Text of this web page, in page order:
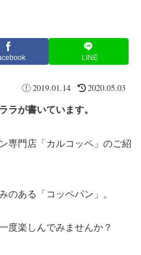
LINE
2019.01.14 2020.05.03
ラが書いています。
専門店「カルコッペ」のご紹
のある「コッペパン」。
度楽しんでみませんか？